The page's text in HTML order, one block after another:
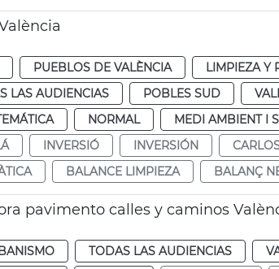
PUEBLOS DE VALÈNCIA
LIMPIEZA Y
LAS AUDIENCIAS POBLES SUD
NORMAL MEDI AMBIENT I
INVERSIÓ INVERSIÓN
BALANCE LIMPIEZA BALANÇ
pavimento calles y caminos
TODAS LAS AUDIENCIAS